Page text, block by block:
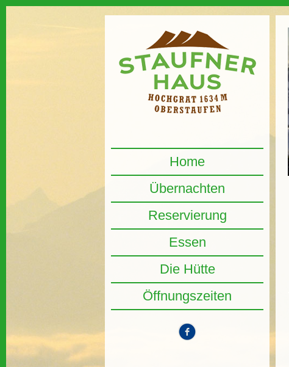
Home
Übernachten
Reservierung
Essen
Die Hütte
Öffnungszeiten